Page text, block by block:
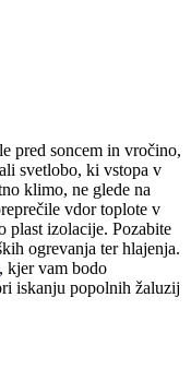
pred soncem in vročino,
svetlobo, ki vstopa v
klimo, ne glede na
vdor toplote v
plast izolacije. Pozabite
ogrevanja ter hlajenja.
, kjer vam bodo
iskanju popolnih žaluzij